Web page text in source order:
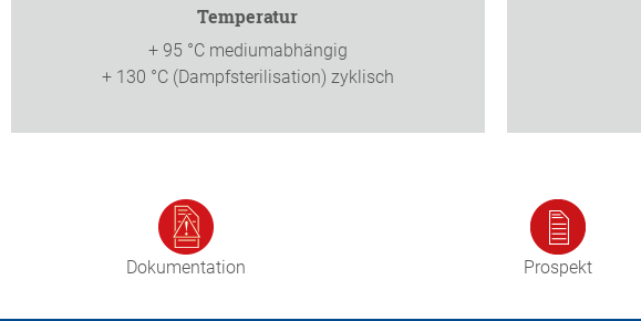
Temperatur
+ 95 °C mediumabhängig
+ 130 °C (Dampfsterilisation) zyklisch
Dokumentation Prospekt